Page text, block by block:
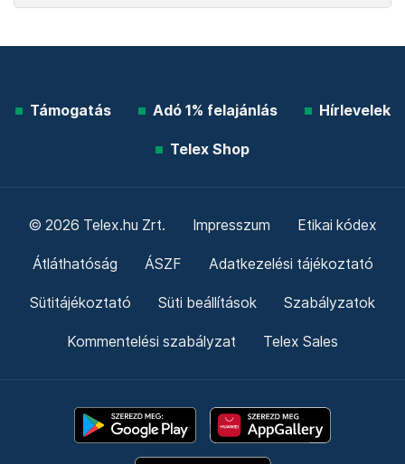
Támogatás Adó 1% felajánlás Hírlevelek
Telex Shop
© 2026 Telex.hu Zrt. Impresszum Etikai kódex
Átláthatóság ÁSZF Adatkezelési tájékoztató
Sütitájékoztató Süti beállítások Szabályzatok
Kommentelési szabályzat Telex Sales